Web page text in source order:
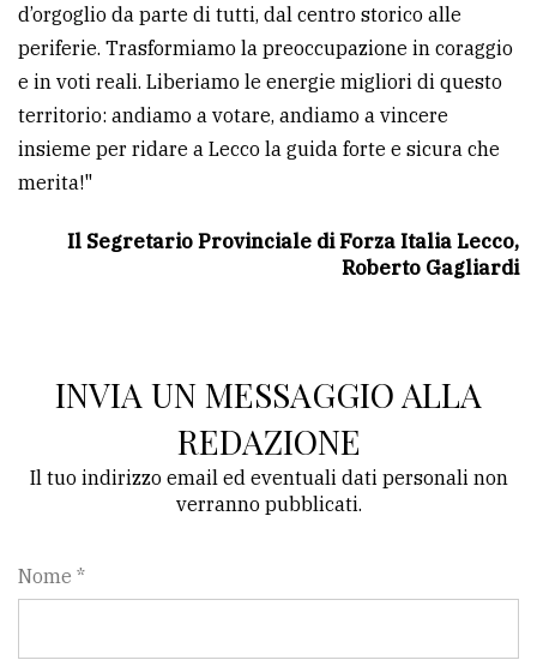
d’orgoglio da parte di tutti, dal centro storico alle
periferie. Trasformiamo la preoccupazione in coraggio
e in voti reali. Liberiamo le energie migliori di questo
territorio: andiamo a votare, andiamo a vincere
insieme per ridare a Lecco la guida forte e sicura che
merita!"
Il Segretario Provinciale di Forza Italia Lecco,
Roberto Gagliardi
INVIA UN MESSAGGIO ALLA
REDAZIONE
Il tuo indirizzo email ed eventuali dati personali non
verranno pubblicati.
Nome *